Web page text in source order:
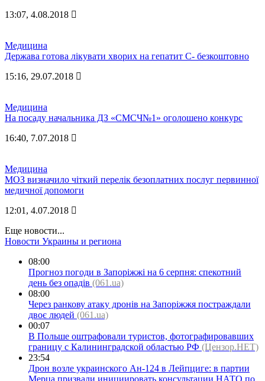
13:07, 4.08.2018
Медицина
Держава готова лікувати хворих на гепатит С- безкоштовно
15:16, 29.07.2018
Медицина
На посаду начальника ДЗ «СМСЧ№1» оголошено конкурс
16:40, 7.07.2018
Медицина
МОЗ визначило чіткий перелік безоплатних послуг первинної
медичної допомоги
12:01, 4.07.2018
Еще новости...
Новости Украины и региона
08:00
Прогноз погоди в Запоріжжі на 6 серпня: спекотний
день без опадів (061.ua)
08:00
Через ранкову атаку дронів на Запоріжжя постраждали
двоє людей (061.ua)
00:07
В Польше оштрафовали туристов, фотографировавших
границу с Калининградской областью РФ (Цензор.НЕТ)
23:54
Дрон возле украинского Ан-124 в Лейпциге: в партии
Мерца призвали инициировать консультации НАТО по